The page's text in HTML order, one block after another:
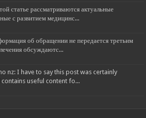
статье рассматриваются актуальные
с развитием медицинс...
об обращении не передается третьим
обсуждаютс...
nz: I have to say this post was certainly
useful content fo...